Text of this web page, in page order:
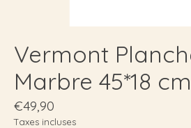
Vermont
Marbre 45*18 cm
€49,90
Taxes incluses